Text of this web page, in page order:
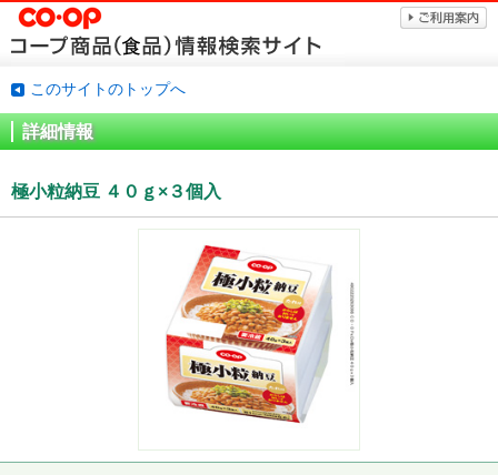
このサイトのトップへ
詳細情報
極小粒納豆 ４０ｇ×３個入